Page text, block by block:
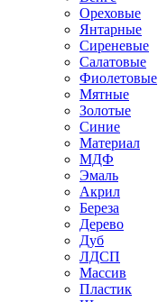
Ореховые
Янтарные
Сиреневые
Салатовые
Фиолетовые
Мятные
Золотые
Синие
Материал
МДФ
Эмаль
Акрил
Береза
Дерево
Дуб
ЛДСП
Массив
Пластик